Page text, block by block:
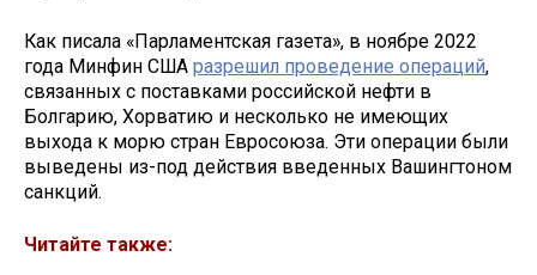
Как писала «Парламентская газета», в ноябре 2022
года Минфин США разрешил проведение операций,
связанных с поставками российской нефти в
Болгарию, Хорватию и несколько не имеющих
выхода к морю стран Евросоюза. Эти операции были
выведены из-под действия введенных Вашингтоном
санкций.
Читайте также: